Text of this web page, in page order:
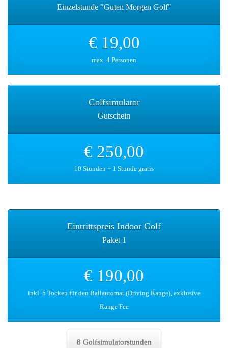
Einzelstunde "Guten Morgen Golf"
€ 19,00
max. 4 Personen
Golfsimulator
Gutschein
€ 250,00
10 Stunden + 1 Stunde gratis
Eintrittspreis Indoor Golf
Paket 1
€ 190,00
inkl. 5 Tocken für den Ballautomat (Driving Range), exklusive
Range Fee
8 Golfsimulatorstunden